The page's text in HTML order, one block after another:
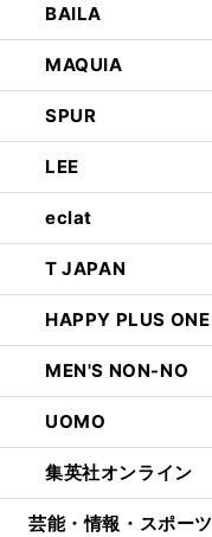
BAILA
MAQUIA
SPUR
LEE
eclat
T JAPAN
HAPPY PLUS ONE
MEN'S NON-NO
UOMO
集英社オンライン
芸能・情報・スポーツ